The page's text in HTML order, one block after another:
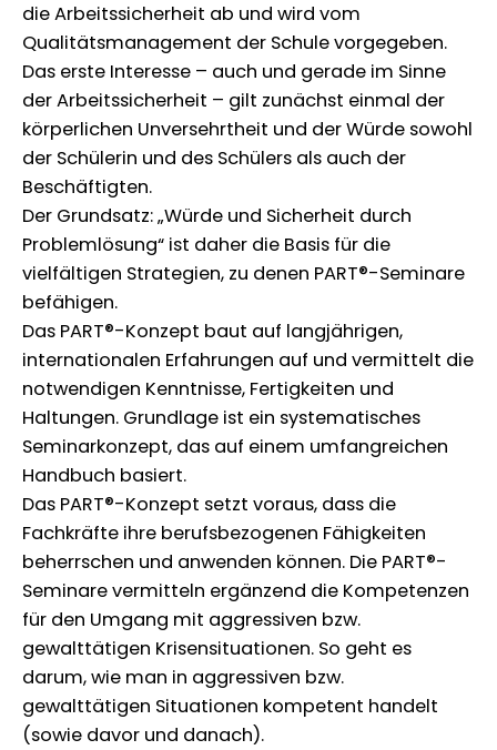
die Arbeitssicherheit ab und wird vom
Qualitätsmanagement der Schule vorgegeben.
Das erste Interesse – auch und gerade im Sinne
der Arbeitssicherheit – gilt zunächst einmal der
körperlichen Unversehrtheit und der Würde sowohl
der Schülerin und des Schülers als auch der
Beschäftigten.
Der Grundsatz: „Würde und Sicherheit durch
Problemlösung“ ist daher die Basis für die
vielfältigen Strategien, zu denen PART®-Seminare
befähigen.
Das PART®-Konzept baut auf langjährigen,
internationalen Erfahrungen auf und vermittelt die
notwendigen Kenntnisse, Fertigkeiten und
Haltungen. Grundlage ist ein systematisches
Seminarkonzept, das auf einem umfangreichen
Handbuch basiert.
Das PART®-Konzept setzt voraus, dass die
Fachkräfte ihre berufsbezogenen Fähigkeiten
beherrschen und anwenden können. Die PART®-
Seminare vermitteln ergänzend die Kompetenzen
für den Umgang mit aggressiven bzw.
gewalttätigen Krisensituationen. So geht es
darum, wie man in aggressiven bzw.
gewalttätigen Situationen kompetent handelt
(sowie davor und danach).